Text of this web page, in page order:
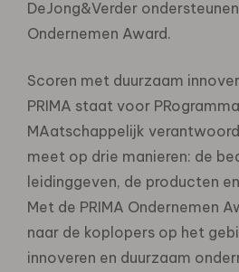
DeJong&Verder ondersteunen
Ondernemen Award.
Scoren met duurzaam
PRIMA staat voor
MAatschappelijk
meet op drie manieren: de
leidinggeven, de producten
Met de PRIMA Ondernemen
naar de koplopers op het
innoveren en duurzaam